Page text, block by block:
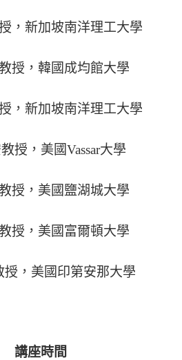
，新加坡南洋理工大學
授，韓國成均館大學
，新加坡南洋理工大學
授，美國Vassar大學
授，美國鹽湖城大學
授，美國富爾頓大學
授，美國印第安那大學
講座時間